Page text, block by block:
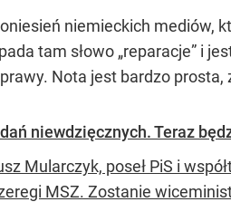
niemieckich mediów,
tam słowo „reparacje” i
Nota jest bardzo
niewdzięcznych. Teraz
Mularczyk, poseł PiS i
MSZ. Zostanie